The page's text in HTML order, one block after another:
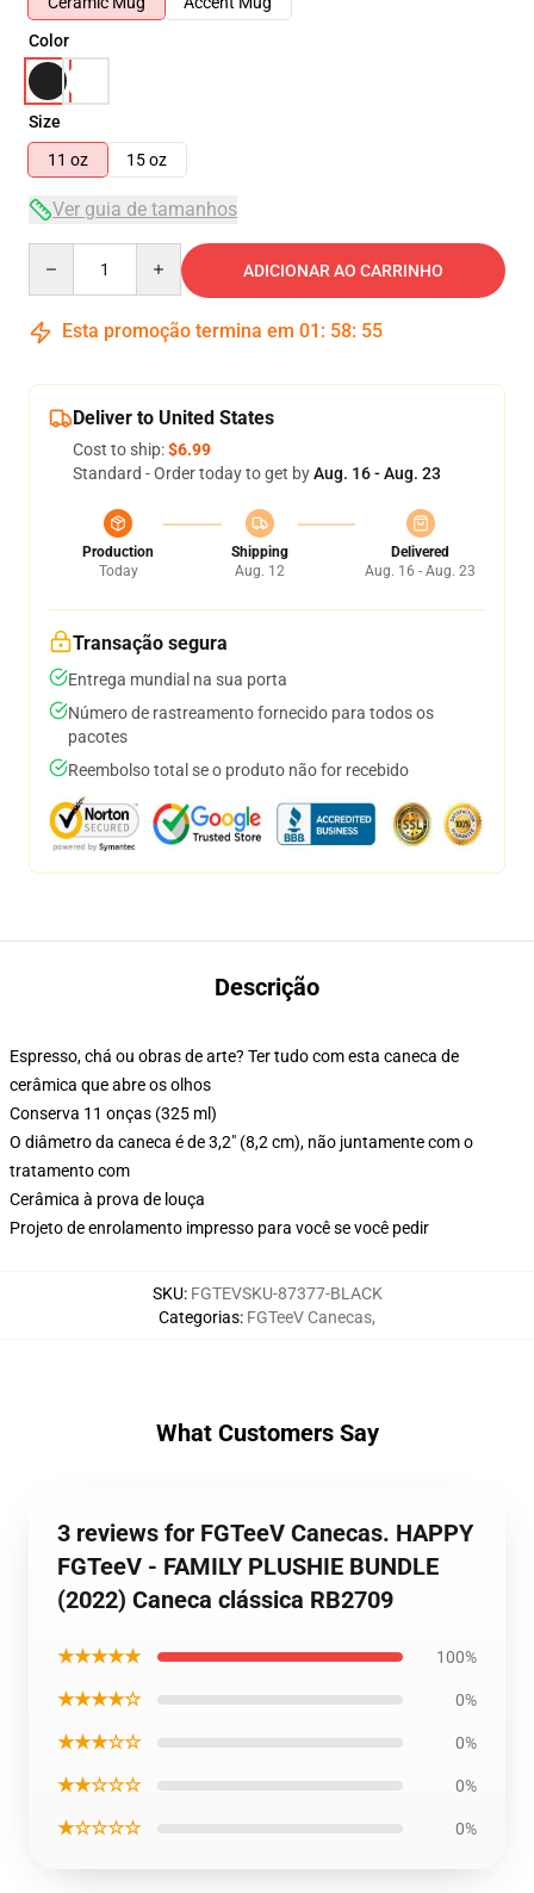
Color
Size
11 oz
15 oz
Ver guia de tamanhos
ADICIONAR AO CARRINHO
Esta promoção termina em 01 : 58: 54
Deliver to United States
Cost to ship:$6.99
Standard - Order today to get byAug. 16 - Aug. 23
Production
Today
Shipping
Aug. 12
Delivered
Aug. 16 - Aug. 23
Transação segura
Entrega mundial na sua porta
Número de rastreamento fornecido para todos os
pacotes
Reembolso total se o produto não for recebido
Descrição
Espresso, chá ou obras de arte? Ter tudo com esta caneca de
cerâmica que abre os olhos
Conserva 11 onças (325 ml)
O diâmetro da caneca é de 3,2" (8,2 cm), não juntamente com o
tratamento com
Cerâmica à prova de louça
Projeto de enrolamento impresso para você se você pedir
SKU: FGTEVSKU-87377-BLACK
Categorias: FGTeeV Canecas,
What Customers Say
3 reviews for FGTeeV Canecas. HAPPY
FGTeeV - FAMILY PLUSHIE BUNDLE
(2022) Caneca clássica RB2709
★★★★★ 100%
★★★★☆ 0%
★★★☆☆ 0%
★★☆☆☆ 0%
★☆☆☆☆ 0%